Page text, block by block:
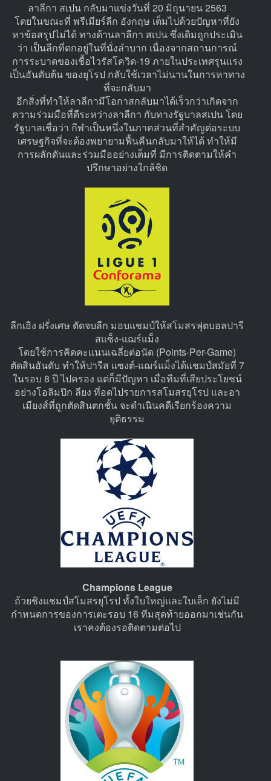
ลาลีกา สเปน กลับมาแข่งวันที่ 20 มิถุนายน 2563
โดยในขณะที่ พรีเมียร์ลีก อังกฤษ เต็มไปด้วยปัญหาที่ยัง
หาข้อสรุปไม่ได้ ทางด้านลาลีกา สเปน ซึ่งเดิมถูกประเมิน
ว่า เป็นลีกที่ตกอยู่ในที่นั่งลำบาก เนื่องจากสถานการณ์
การระบาดของเชื้อไวรัสโควิด-19 ภายในประเทศรุนแรง
เป็นอันดับต้น ของยุโรป กลับใช้เวลาไม่นานในการหาทาง
ที่จะกลับมา
อีกสิ่งที่ทำให้ลาลีกามีโอกาสกลับมาได้เร็วกว่าเกิดจาก
ความร่วมมือที่ดีระหว่างลาลีกา กับทางรัฐบาลสเปน โดย
รัฐบาลเชื่อว่า กีฬาเป็นหนึ่งในภาคส่วนที่สำคัญต่อระบบ
เศรษฐกิจที่จะต้องพยายามฟื้นคืนกลับมาให้ได้ ทำให้มี
การผลักดันและร่วมมืออย่างเต็มที่ มีการติดตามให้คำ
ปรึกษาอย่างใกล้ชิด
ลีกเอิง ฝรั่งเศษ ตัดจบลีก มอบแชมป์ให้สโมสรฟุตบอลปารี
สแซ็ง-แฌร์แม็ง
โดยใช้การคิดคะแนนเฉลี่ยต่อนัด (Points-Per-Game)
ตัดสินอันดับ ทำให้ปารีส แซงต์-แฌร์แม็งได้แชมป์สมัยที่ 7
ในรอบ 8 ปี ไปครอง แต่ก็มีปัญหา เมื่อทีมที่เสียประโยชน์
อย่างโอลิมปิก ลียง ที่อดไปรายการสโมสรยุโรป และอา
เมียงส์ที่ถูกตัดสินตกชั้น จะดำเนินคดีเรียกร้องความ
ยุติธรรม
Champions League
ถ้วยชิงแชมป์สโมสรยุโรป ทั้งใบใหญ่และใบเล็ก ยังไม่มี
กำหนดการของการเตะรอบ 16 ทีมสุดท้ายออกมาเช่นกัน
เราคงต้องรอติดตามต่อไป